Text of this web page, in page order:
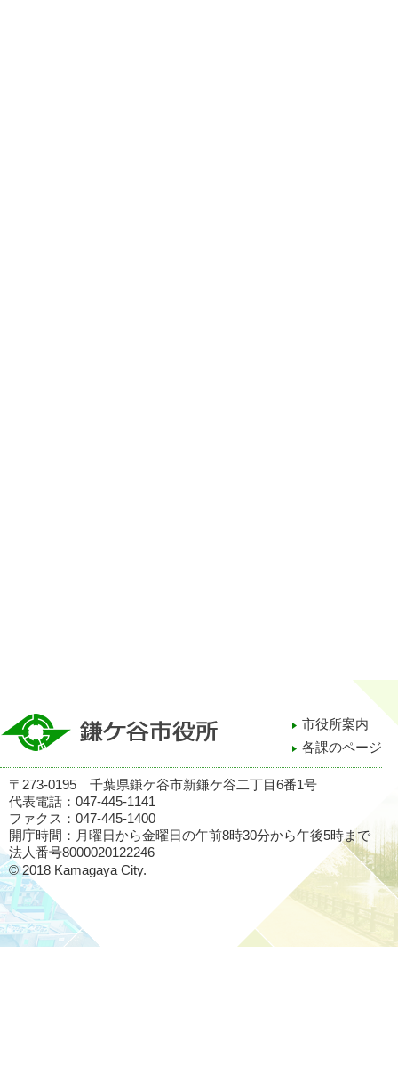
市役所案内
各課のページ
〒273-0195 千葉県鎌ケ谷市新鎌ケ谷二丁目6番1号
代表電話：047-445-1141
ファクス：047-445-1400
開庁時間：月曜日から金曜日の午前8時30分から午後5時まで
法人番号8000020122246
© 2018 Kamagaya City.